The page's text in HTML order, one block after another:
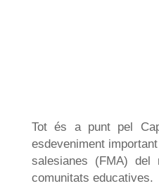
Tot és a punt pel
esdeveniment
salesianes (FMA)
comunitats educatives.